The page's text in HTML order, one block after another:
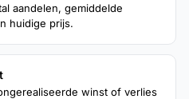
aandelen, gemiddelde
huidige prijs.
winst of verlies